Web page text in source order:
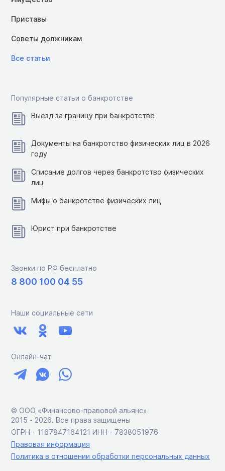
Приставы
Советы должникам
Все статьи
Популярные статьи о банкротстве
Выезд за границу при банкротстве
Документы на банкротство физических лиц в 2026
году
Списание долгов через банкротство физических
лиц
Мифы о банкротстве физических лиц
Юрист при банкротстве
Звонки по РФ бесплатно
8 800 100 04 55
Наши социальные сети
Онлайн-чат
© ООО «Финансово-правовой альянс»
2015 ‑ 2026. Все права защищены
ОГРН - 1167847164121 ИНН - 7838051976
Правовая информация
Политика в отношении обработки персональных данных